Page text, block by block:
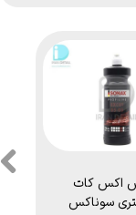
پولیش اکس
یک لیتری